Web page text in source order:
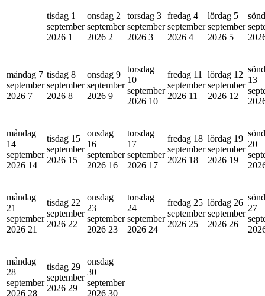
tisdag 1
september
2026 1
onsdag 2
september
2026 2
torsdag 3
september
2026 3
fredag 4
september
2026 4
lördag 5
september
2026 5
måndag 7
september
2026 7
tisdag 8
september
2026 8
onsdag 9
september
2026 9
torsdag
10
september
2026 10
fredag 11
september
2026 11
lördag 12
september
2026 12
13
måndag
14
september
2026 14
tisdag 15
september
2026 15
onsdag
16
september
2026 16
torsdag
17
september
2026 17
fredag 18
september
2026 18
lördag 19
september
2026 19
20
måndag
21
september
2026 21
tisdag 22
september
2026 22
onsdag
23
september
2026 23
torsdag
24
september
2026 24
fredag 25
september
2026 25
lördag 26
september
2026 26
27
måndag
28
september
2026 28
tisdag 29
september
2026 29
onsdag
30
september
2026 30